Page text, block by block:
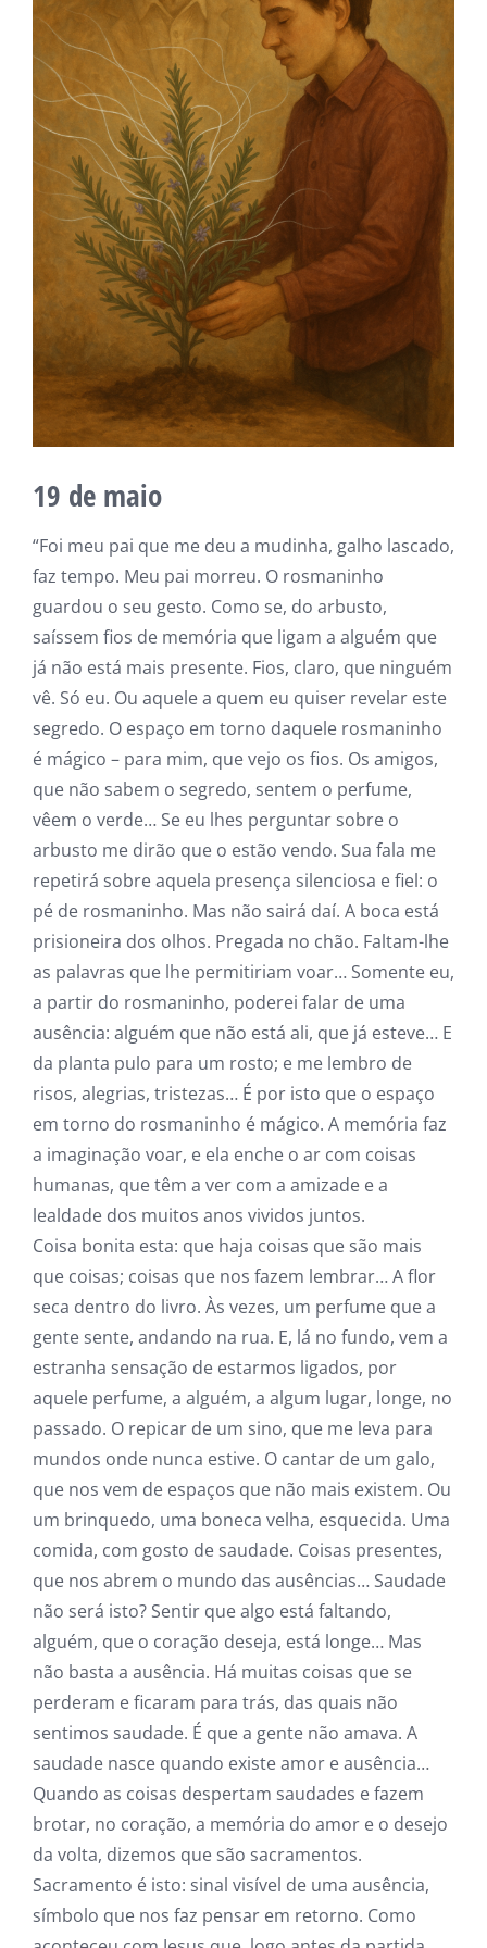
19 de maio
“Foi meu pai que me deu a mudinha, galho lascado,
faz tempo. Meu pai morreu. O rosmaninho
guardou o seu gesto. Como se, do arbusto,
saíssem fios de memória que ligam a alguém que
já não está mais presente. Fios, claro, que ninguém
vê. Só eu. Ou aquele a quem eu quiser revelar este
segredo. O espaço em torno daquele rosmaninho
é mágico – para mim, que vejo os fios. Os amigos,
que não sabem o segredo, sentem o perfume,
vêem o verde… Se eu lhes perguntar sobre o
arbusto me dirão que o estão vendo. Sua fala me
repetirá sobre aquela presença silenciosa e fiel: o
pé de rosmaninho. Mas não sairá daí. A boca está
prisioneira dos olhos. Pregada no chão. Faltam-lhe
as palavras que lhe permitiriam voar… Somente eu,
a partir do rosmaninho, poderei falar de uma
ausência: alguém que não está ali, que já esteve… E
da planta pulo para um rosto; e me lembro de
risos, alegrias, tristezas… É por isto que o espaço
em torno do rosmaninho é mágico. A memória faz
a imaginação voar, e ela enche o ar com coisas
humanas, que têm a ver com a amizade e a
lealdade dos muitos anos vividos juntos.
Coisa bonita esta: que haja coisas que são mais
que coisas; coisas que nos fazem lembrar… A flor
seca dentro do livro. Às vezes, um perfume que a
gente sente, andando na rua. E, lá no fundo, vem a
estranha sensação de estarmos ligados, por
aquele perfume, a alguém, a algum lugar, longe, no
passado. O repicar de um sino, que me leva para
mundos onde nunca estive. O cantar de um galo,
que nos vem de espaços que não mais existem. Ou
um brinquedo, uma boneca velha, esquecida. Uma
comida, com gosto de saudade. Coisas presentes,
que nos abrem o mundo das ausências… Saudade
não será isto? Sentir que algo está faltando,
alguém, que o coração deseja, está longe… Mas
não basta a ausência. Há muitas coisas que se
perderam e ficaram para trás, das quais não
sentimos saudade. É que a gente não amava. A
saudade nasce quando existe amor e ausência…
Quando as coisas despertam saudades e fazem
brotar, no coração, a memória do amor e o desejo
da volta, dizemos que são sacramentos.
Sacramento é isto: sinal visível de uma ausência,
símbolo que nos faz pensar em retorno. Como